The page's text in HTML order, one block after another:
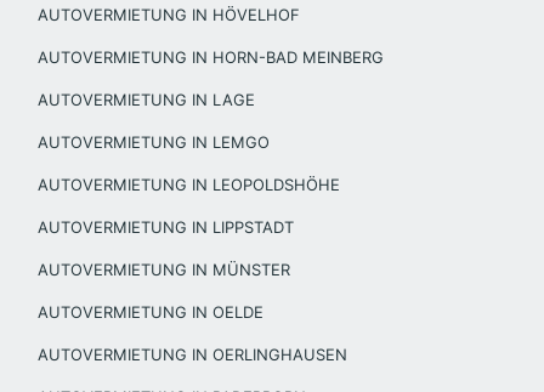
AUTOVERMIETUNG IN HÖVELHOF
AUTOVERMIETUNG IN HORN-BAD MEINBERG
AUTOVERMIETUNG IN LAGE
AUTOVERMIETUNG IN LEMGO
AUTOVERMIETUNG IN LEOPOLDSHÖHE
AUTOVERMIETUNG IN LIPPSTADT
AUTOVERMIETUNG IN MÜNSTER
AUTOVERMIETUNG IN OELDE
AUTOVERMIETUNG IN OERLINGHAUSEN